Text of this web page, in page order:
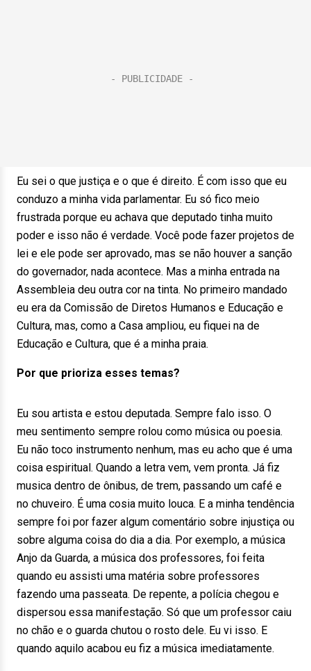
Eu sei o que justiça e o que é direito. É com isso que eu
conduzo a minha vida parlamentar. Eu só fico meio
frustrada porque eu achava que deputado tinha muito
poder e isso não é verdade. Você pode fazer projetos de
lei e ele pode ser aprovado, mas se não houver a sanção
do governador, nada acontece. Mas a minha entrada na
Assembleia deu outra cor na tinta. No primeiro mandado
eu era da Comissão de Diretos Humanos e Educação e
Cultura, mas, como a Casa ampliou, eu fiquei na de
Educação e Cultura, que é a minha praia.
Por que prioriza esses temas?
Eu sou artista e estou deputada. Sempre falo isso. O
meu sentimento sempre rolou como música ou poesia.
Eu não toco instrumento nenhum, mas eu acho que é uma
coisa espiritual. Quando a letra vem, vem pronta. Já fiz
musica dentro de ônibus, de trem, passando um café e
no chuveiro. É uma cosia muito louca. E a minha tendência
sempre foi por fazer algum comentário sobre injustiça ou
sobre alguma coisa do dia a dia. Por exemplo, a música
Anjo da Guarda, a música dos professores, foi feita
quando eu assisti uma matéria sobre professores
fazendo uma passeata. De repente, a polícia chegou e
dispersou essa manifestação. Só que um professor caiu
no chão e o guarda chutou o rosto dele. Eu vi isso. E
quando aquilo acabou eu fiz a música imediatamente.